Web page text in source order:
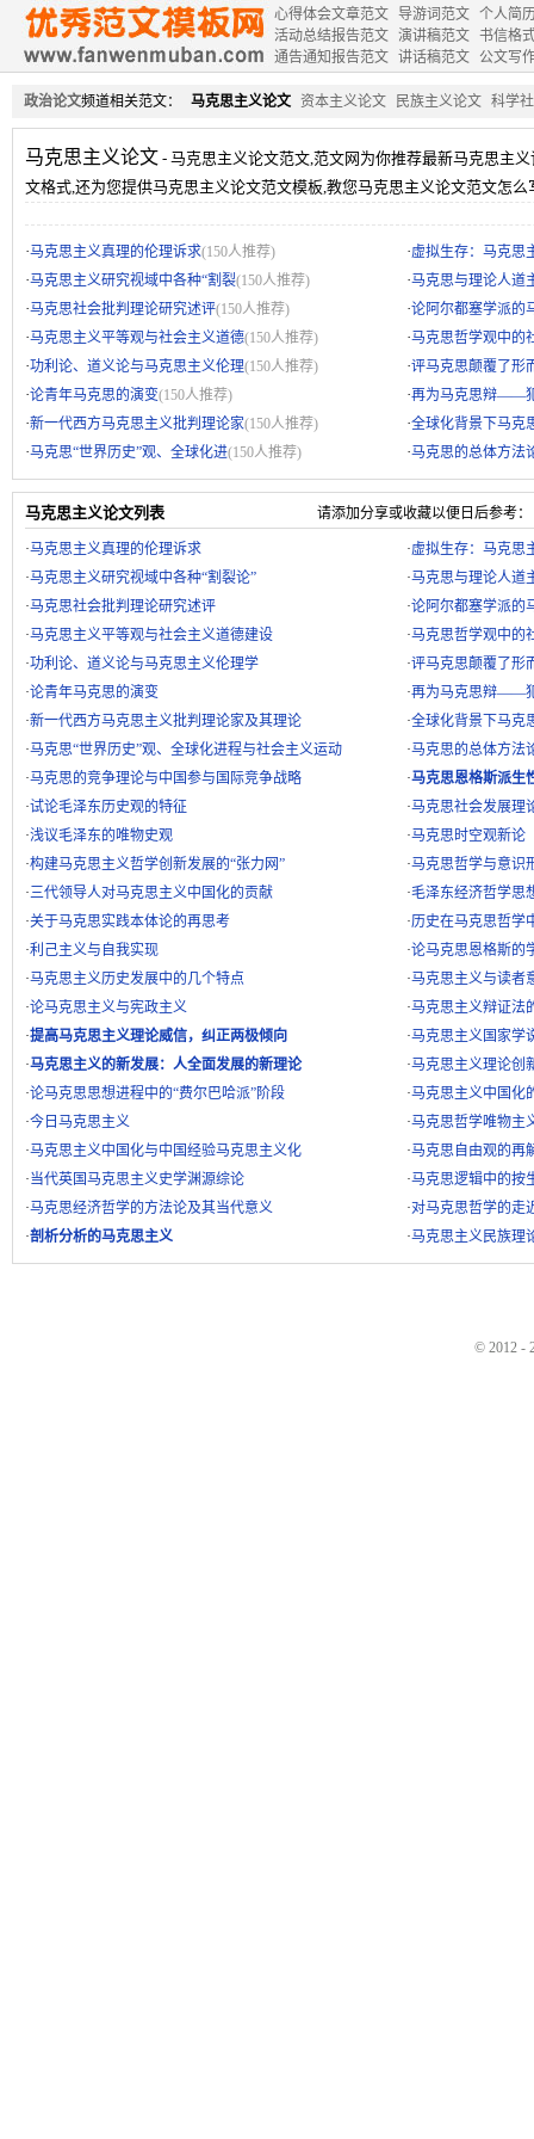
心得体会文章范文 导游词范文 个人简
活动总结报告范文 演讲稿范文 书信格
通告通知报告范文 讲话稿范文 公文写
政治论文频道相关范文： 马克思主义论文 资本主义论文 民族主义论文 科学
马克思主义论文 - 马克思主义论文范文,范文网为你推荐最新马克思主
文格式,还为您提供马克思主义论文范文模板,教您马克思主义论文范文怎么
·马克思主义真理的伦理诉求(150人推荐) ·虚拟生存：马克思
·马克思主义研究视域中各种“割裂(150人推荐) ·马克思与理论人道
·马克思社会批判理论研究述评(150人推荐) ·论阿尔都塞学派的
·马克思主义平等观与社会主义道德(150人推荐) ·马克思哲学观中的
·功利论、道义论与马克思主义伦理(150人推荐) ·评马克思颠覆了形
·论青年马克思的演变(150人推荐) ·再为马克思辩——
·新一代西方马克思主义批判理论家(150人推荐) ·全球化背景下马克
·马克思“世界历史”观、全球化进(150人推荐) ·马克思的总体方法
马克思主义论文列表 请添加分享或收藏以便日后参考：
·马克思主义真理的伦理诉求 ·虚拟生存：马克思
·马克思主义研究视域中各种“割裂论” ·马克思与理论人道
·马克思社会批判理论研究述评 ·论阿尔都塞学派的
·马克思主义平等观与社会主义道德建设 ·马克思哲学观中的
·功利论、道义论与马克思主义伦理学 ·评马克思颠覆了形
·论青年马克思的演变 ·再为马克思辩——
·新一代西方马克思主义批判理论家及其理论 ·全球化背景下马克
·马克思“世界历史”观、全球化进程与社会主义运动 ·马克思的总体方法
·马克思的竞争理论与中国参与国际竞争战略 ·马克思恩格斯派生
·试论毛泽东历史观的特征 ·马克思社会发展理
·浅议毛泽东的唯物史观 ·马克思时空观新论
·构建马克思主义哲学创新发展的“张力网” ·马克思哲学与意识
·三代领导人对马克思主义中国化的贡献 ·毛泽东经济哲学思
·关于马克思实践本体论的再思考 ·历史在马克思哲学
·利己主义与自我实现 ·论马克思恩格斯的
·马克思主义历史发展中的几个特点 ·马克思主义与读者
·论马克思主义与宪政主义 ·马克思主义辩证法
·提高马克思主义理论威信，纠正两极倾向 ·马克思主义国家学
·马克思主义的新发展：人全面发展的新理论 ·马克思主义理论创
·论马克思思想进程中的“费尔巴哈派”阶段 ·马克思主义中国化
·今日马克思主义 ·马克思哲学唯物主
·马克思主义中国化与中国经验马克思主义化 ·马克思自由观的再
·当代英国马克思主义史学渊源综论 ·马克思逻辑中的按
·马克思经济哲学的方法论及其当代意义 ·对马克思哲学的走
·剖析分析的马克思主义 ·马克思主义民族理
© 2012 -